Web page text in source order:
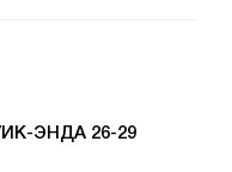
ЭНДА 26-29